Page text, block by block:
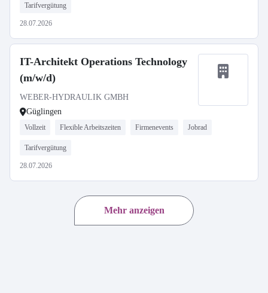
Tarifvergütung
28.07.2026
IT-Architekt Operations Technology
(m/w/d)
WEBER-HYDRAULIK GMBH
Güglingen
Vollzeit Flexible Arbeitszeiten Firmenevents Jobrad
Tarifvergütung
28.07.2026
Mehr anzeigen